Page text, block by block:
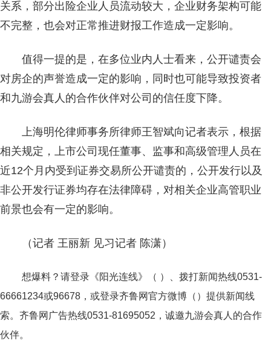
关系，部分出险企业人员流动较大，企业财务架构可能
不完整，也会对正常推进财报工作造成一定影响。
值得一提的是，在多位业内人士看来，公开谴责会
对房企的声誉造成一定的影响，同时也可能导致投资者
和九游会真人的合作伙伴对公司的信任度下降。
上海明伦律师事务所律师王智斌向记者表示，根据
相关规定，上市公司现任董事、监事和高级管理人员在
近12个月内受到证券交易所公开谴责的，公开发行以及
非公开发行证券均存在法律障碍，对相关企业高管职业
前景也会有一定的影响。
（记者 王丽新 见习记者 陈潇）
想爆料？请登录《阳光连线》（ ）、拨打新闻热线0531-
66661234或96678，或登录齐鲁网官方微博（）提供新闻线
索。齐鲁网广告热线0531-81695052 ，诚邀九游会真人的合作
伙伴。